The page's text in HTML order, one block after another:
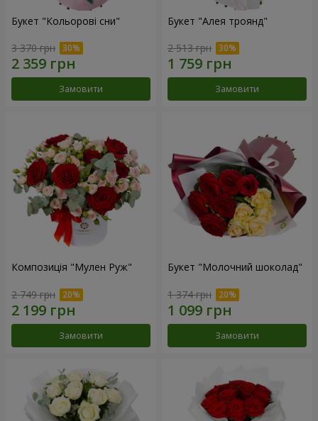
Букет "Кольорові сни"
3 370 грн
Замовити
Букет "Алея троянд"
2 513 грн
Замовити
Композиція "Мулен Руж"
2 749 грн
Замовити
Букет "Молочний шоколад"
1 374 грн
Замовити